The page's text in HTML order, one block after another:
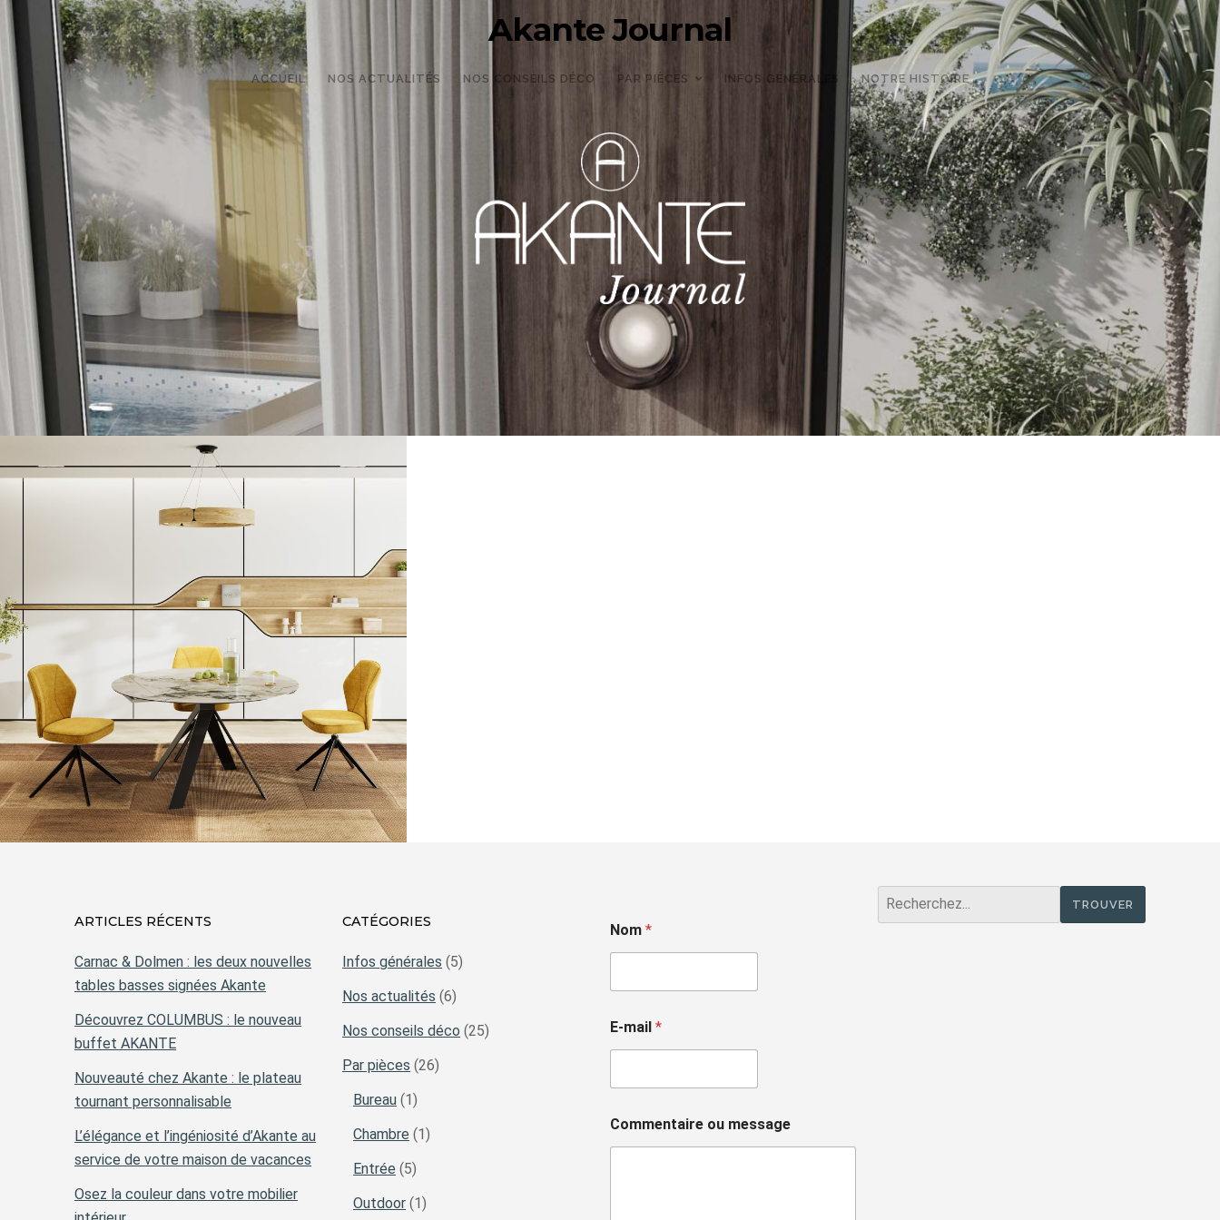
Akante Journal
ACCUEIL NOS ACTUALITÉS NOS CONSEILS DÉCO PAR PIÈCES INFOS GÉNÉRALES NOTRE HISTOIRE
ARTICLES RÉCENTS
Carnac & Dolmen : les deux nouvelles
tables basses signées Akante
Découvrez COLUMBUS : le nouveau
buffet AKANTE
Nouveauté chez Akante : le plateau
tournant personnalisable
L’élégance et l’ingéniosité d’Akante au
service de votre maison de vacances
Osez la couleur dans votre mobilier
CATÉGORIES
Infos générales (5)
Nos actualités (6)
Nos conseils déco (25)
Par pièces (26)
Bureau (1)
Chambre (1)
Entrée (5)
Outdoor (1)
Nom *
E-mail *
Commentaire ou message